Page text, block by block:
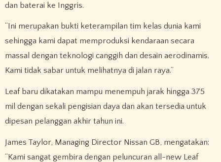
dan baterai ke Inggris.
“Ini merupakan bukti keterampilan tim kelas dunia kami
sehingga kami dapat memproduksi kendaraan secara
massal dengan teknologi canggih dan desain aerodinamis.
Kami tidak sabar untuk melihatnya di jalan raya.”
Leaf baru dikatakan mampu menempuh jarak hingga 375
mil dengan sekali pengisian daya dan akan tersedia untuk
dipesan pelanggan akhir tahun ini.
James Taylor, Managing Director Nissan GB, mengatakan:
“Kami sangat gembira dengan peluncuran all-new Leaf